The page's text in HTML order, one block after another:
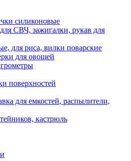
силиконовые
СВЧ, зажигалки, рукав для
для риса, вилки поварские
для овощей
поверхностей
для емкостей, распылители,
кастрюль